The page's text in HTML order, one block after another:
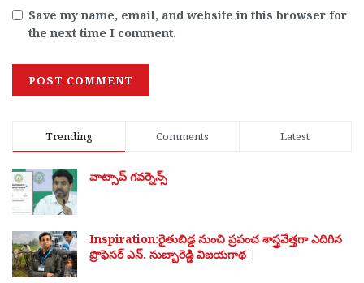
Save my name, email, and website in this browser for
the next time I comment.
Trending Comments Latest
వాట్సాప్ గవర్నెన్స్
Inspiration:రైతుబిడ్డ నుంచి ప్రపంచ శాస్త్రవేత్తగా ఎదిగిన
ప్రొఫెసర్ ఎన్. సుబ్బారెడ్డి విజయగాథ |